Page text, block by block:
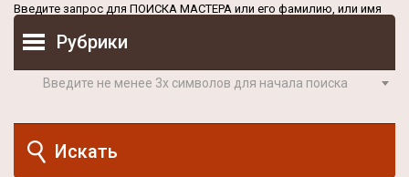
Введите запрос для ПОИСКА МАСТЕРА или его фамилию, или имя
Рубрики
Введите не менее 3х символов для начала поиска